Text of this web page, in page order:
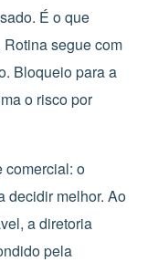
É o que
segue com
Bloqueio para a
o risco por
comercial: o
decidir melhor. Ao
a diretoria
pela